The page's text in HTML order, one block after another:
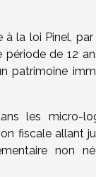
la loi Pinel,
de 12
patrimoine
les micro-
fiscale allant
non